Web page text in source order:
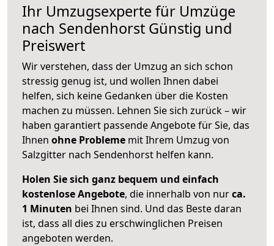
Ihr Umzugsexperte für Umzüge
nach Sendenhorst Günstig und
Preiswert
Wir verstehen, dass der Umzug an sich schon
stressig genug ist, und wollen Ihnen dabei
helfen, sich keine Gedanken über die Kosten
machen zu müssen. Lehnen Sie sich zurück – wir
haben garantiert passende Angebote für Sie, das
Ihnen ohne Probleme mit Ihrem Umzug von
Salzgitter nach Sendenhorst helfen kann.
Holen Sie sich ganz bequem und einfach
kostenlose Angebote, die innerhalb von nurca.
1 Minuten bei Ihnen sind. Und das Beste daran
ist, dass all dies zu erschwinglichen Preisen
angeboten werden.